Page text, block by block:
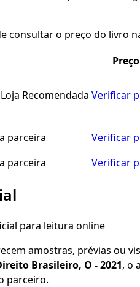
consultar o preço do livro
Preço
Recomendada Verificar
parceira
Verificar
parceira
Verificar
amostras, prévias ou
Brasileiro, O - 2021, o
parceiro.